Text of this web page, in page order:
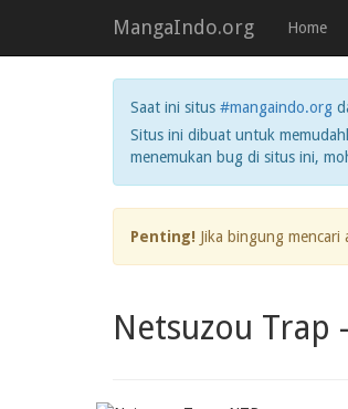
MangaIndo.org Home
Saat ini situs #mangaindo.org
Situs ini dibuat untuk
menemukan bug di situs ini,
Penting! Jika bingung
Netsuzou Trap